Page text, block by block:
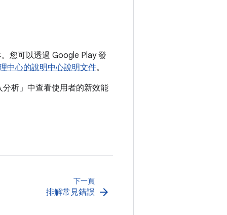
您可以透過 Google Play 發
中心的說明中心說明文件。
析」 中查看使用者的新效能
下一頁
排解常見錯誤 arrow_forward